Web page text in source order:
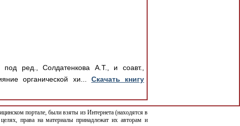
ред., Солдатенкова А.Т., и соавт.,
органической хи... Скачать книгу
портале, были взяты из Интернета (находятся в
права на материалы принадлежат их авторам и